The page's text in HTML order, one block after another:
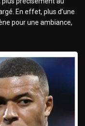
En effet, plus d’une
pour une ambiance,